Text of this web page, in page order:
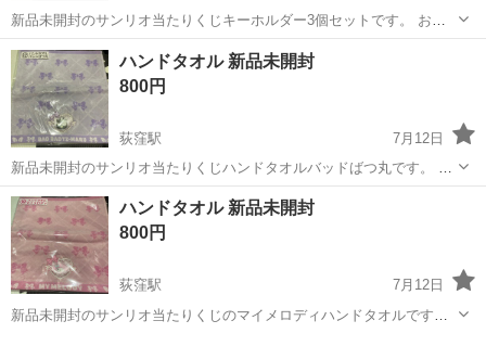
新品未開封のサンリオ当たりくじキーホルダー3個セットです。 お目
当ての物ではなかったたため出品いたします。 単品･他のものとおま
とめでのお取引も承りますのでお気軽にご連絡ください。 平日19:00
以降か休日に新宿から荻窪駅で...
東京 杉並区 荻窪駅 その他 キーホルダー
ハンドタオル 新品未開封
800円
荻窪駅
7月12日
新品未開封のサンリオ当たりくじハンドタオルバッドばつ丸です。 お
目当ての物ではなかったたため出品いたします。 平日19:00以降か休
日に新宿から荻窪駅でお取引できる方でお願いいたします。
東京 杉並区 荻窪駅 その他 ハンドタオル
ハンドタオル 新品未開封
800円
荻窪駅
7月12日
新品未開封のサンリオ当たりくじのマイメロディハンドタオルです。